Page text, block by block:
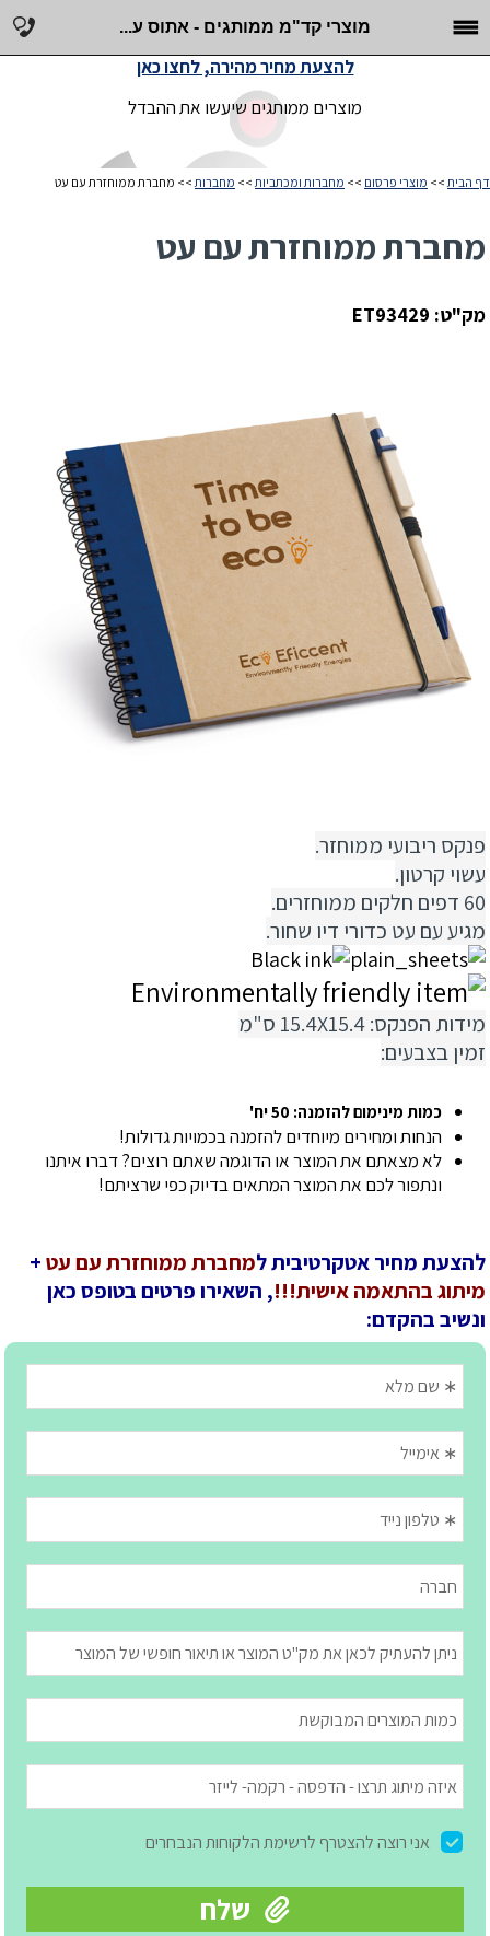
מוצרי קד"מ ממותגים - אתוס ע...
מוצרים ממותגים שיעשו את ההבדל
להצעת מחיר מהירה, לחצו כאן
דף הבית >> מוצרי פרסום >> מחברות ומכתביות >> מחברות >> מחברת ממוחזרת עם עט
מחברת ממוחזרת עם עט
מק"ט: ET93429
פנקס ריבועי ממוחזר.
עשוי קרטון.
60 דפים חלקים ממוחזרים.
מגיע עם עט כדורי דיו שחור.
מידות הפנקס: 15.4X15.4 ס"מ
זמין בצבעים:
כמות מינימום להזמנה: 50 יח'
הנחות ומחירים מיוחדים להזמנה בכמויות גדולות!
לא מצאתם את המוצר או הדוגמה שאתם רוצים? דברו איתנו
ונתפור לכם את המוצר המתאים בדיוק כפי שרציתם!
להצעת מחיר אטקרטיבית למחברת ממוחזרת עם עט+
מיתוג בהתאמה אישית!!!, השאירו פרטים בטופס כאן
ונשיב בהקדם: